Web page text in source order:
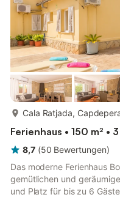
Cala Ratjada,
Ferienhaus • 150 m² •
8,7 (50 Bewertungen)
Das moderne Ferienhaus
gemütlichen und
und Platz für bis zu 6